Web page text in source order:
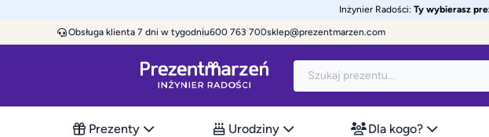
Inżynier Radości: Ty wybierasz
Obsługa klienta 7 dni w tygodniu600 763 700sklep@prezentmarzen.com
Prezenty Urodziny Dla kogo?